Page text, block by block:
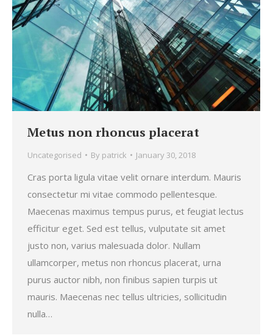
Metus non rhoncus placerat
Uncategorised By patrick January 30, 2018
Cras porta ligula vitae velit ornare interdum. Mauris
consectetur mi vitae commodo pellentesque.
Maecenas maximus tempus purus, et feugiat lectus
efficitur eget. Sed est tellus, vulputate sit amet
justo non, varius malesuada dolor. Nullam
ullamcorper, metus non rhoncus placerat, urna
purus auctor nibh, non finibus sapien turpis ut
mauris. Maecenas nec tellus ultricies, sollicitudin
nulla…